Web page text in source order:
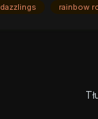
dazzlings rainbow